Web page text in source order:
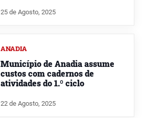
25 de Agosto, 2025
ANADIA
Município de Anadia assume
custos com cadernos de
atividades do 1.º ciclo
22 de Agosto, 2025